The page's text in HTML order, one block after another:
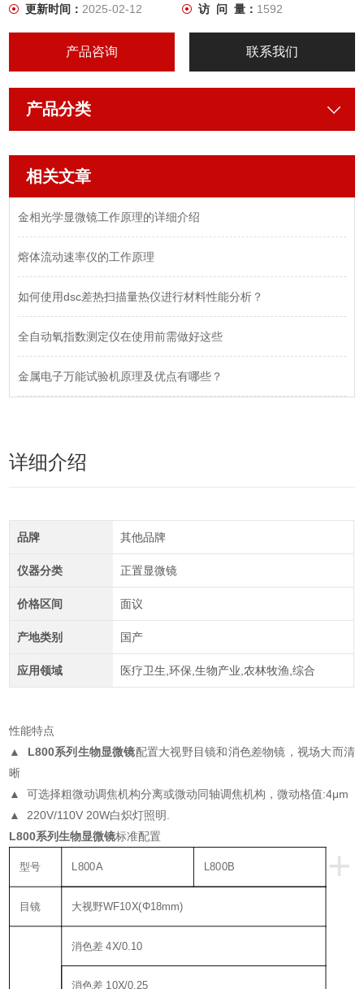
更新时间：2025-02-12 访 问 量： 1592
产品咨询 联系我们
产品分类
相关文章
金相光学显微镜工作原理的详细介绍
熔体流动速率仪的工作原理
如何使用dsc差热扫描量热仪进行材料性能分析？
全自动氧指数测定仪在使用前需做好这些
金属电子万能试验机原理及优点有哪些？
详细介绍
品牌 其他品牌
仪器分类 正置显微镜
价格区间 面议
产地类别 国产
应用领域 医疗卫生,环保,生物产业,农林牧渔,综合
性能特点
▲ L800系列 生物显微镜配置大视野目镜和消色差物镜，视场大而清
晰
▲ 可选择粗微动调焦机构分离或微动同轴调焦机构，微动格值:4μm
▲ 220V/110V 20W白炽灯照明.
L800系列生物显微镜标准配置
+
型号 L800A L800B
目镜 大视野WF10X(Φ18mm)
消色差 4X/0.10
消色差 10X/0.25